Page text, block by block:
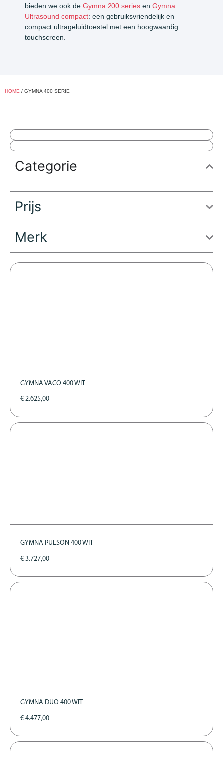
bieden we ook de Gymna 200 series en Gymna
Ultrasound compact: een gebruiksvriendelijk en
compact ultrageluidtoestel met een hoogwaardig
touchscreen.
HOME / GYMNA 400 SERIE
Categorie
Prijs
Merk
GYMNA VACO 400 WIT
€ 2.625,00
GYMNA PULSON 400 WIT
€ 3.727,00
GYMNA DUO 400 WIT
€ 4.477,00